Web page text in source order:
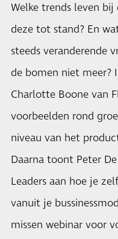
Welke trends leven
deze tot stand? En
steeds veranderende
de bomen niet meer?
Charlotte Boone van
voorbeelden rond
niveau van het
Daarna toont Peter
Leaders aan hoe je
vanuit je
missen webinar voor